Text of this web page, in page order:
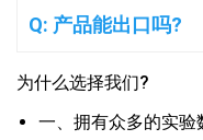
Q: 产品能出口吗?
为什么选择我们?
一、拥有众多的实验